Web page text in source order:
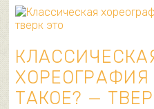
ХОРЕОГРАФИЯ
ТАКОЕ? —